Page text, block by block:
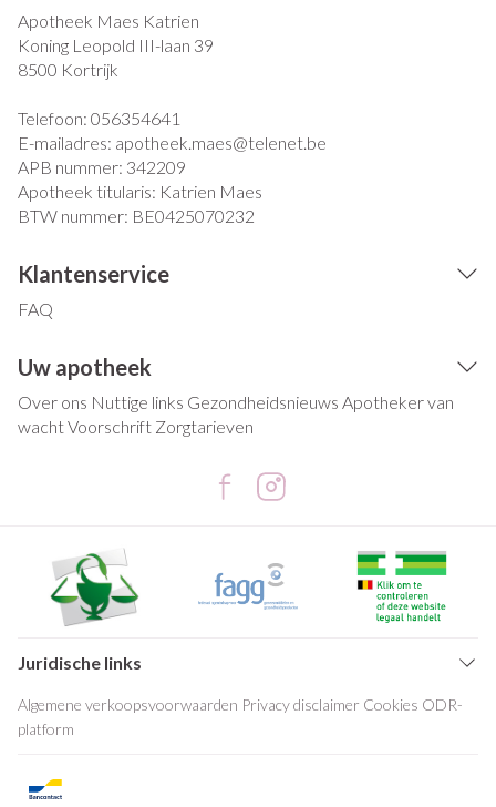
Apotheek Maes Katrien
Koning Leopold III-laan 39
8500 Kortrijk
Telefoon: 056354641
E-mailadres: apotheek.maes@telenet.be
APB nummer: 342209
Apotheek titularis: Katrien Maes
BTW nummer: BE0425070232
Klantenservice
FAQ
Uw apotheek
Over ons Nuttige links Gezondheidsnieuws Apotheker van
wachtVoorschrift Zorgtarieven
Juridische links
Algemene verkoopsvoorwaarden Privacy disclaimer Cookies ODR-
platform